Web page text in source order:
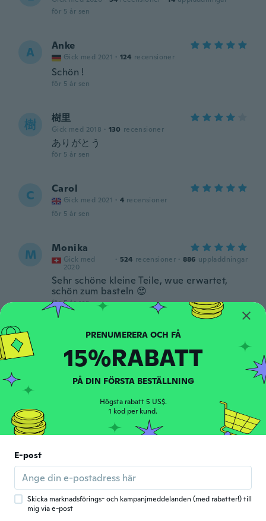
för 5 år sen
A Anke
Gick med 2021 · 124 recensioner
Schön !
för 5 år sen
樹 樹里
Gick med 2018 · 130 recensioner
ありがとう
för 5 år sen
C Carol
Gick med 2021 · 4 recensioner
för 5 år sen
M Monika
Gick med
2020
· 524 recensioner · 886 uppladdningar
Sehr schöne kleine Teile, wue erwartet,
schön zum basteln 😍
för 5 år sen
Gick med 2021 15
recensioner
M Gick med 2018 · 105 recensioner · 24 uppladdningar
för 5 år sen
Linda
PRENUMERERA OCH FÅ
15%RABATT
PÅ DIN FÖRSTA BESTÄLLNING
Högsta rabatt 5 US$.
1 kod per kund.
E-post
Skicka marknadsförings- och kampanjmeddelanden (med rabatter!) till
mig via e-post